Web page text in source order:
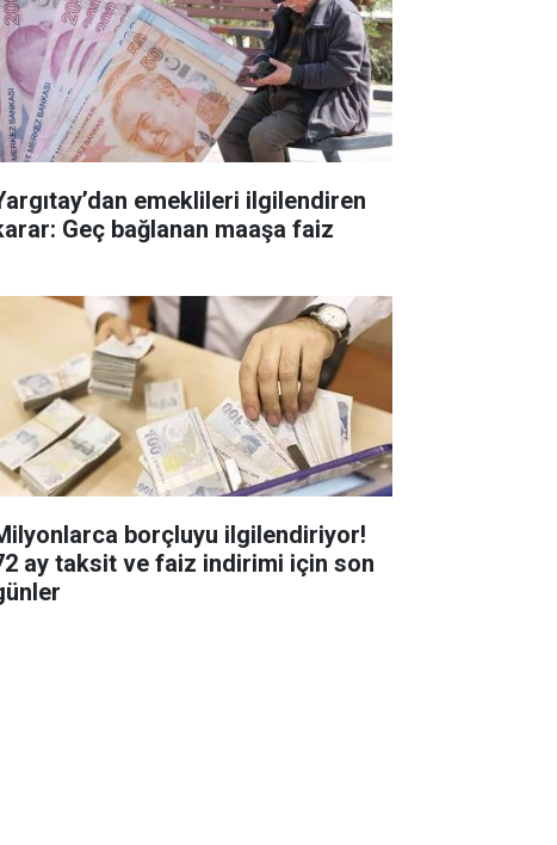
emeklileri ilgilendiren
Geç bağlanan maaşa faiz
borçluyu ilgilendiriyor!
ay taksit ve faiz indirimi için son